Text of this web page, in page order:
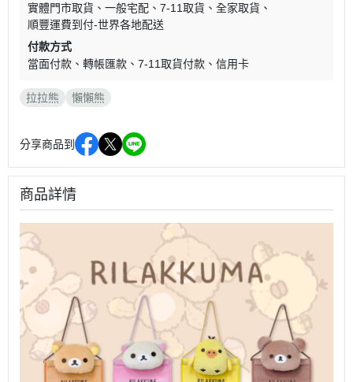
實體門市取貨
一般宅配 7-11取貨
全家取貨
順豐運費到付-世界各地配送
付款方式
當面付款
轉帳匯款 7-11取貨付款 信用卡
拉拉熊 懶懶熊
分享商品到
商品詳情